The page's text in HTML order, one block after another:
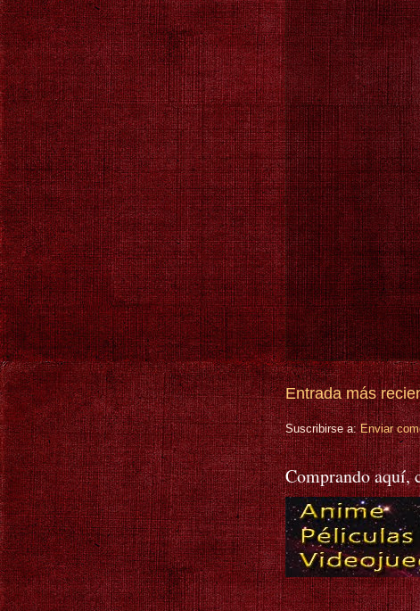
Entrada más
Suscribirse a:Enviar
Comprando aquí,